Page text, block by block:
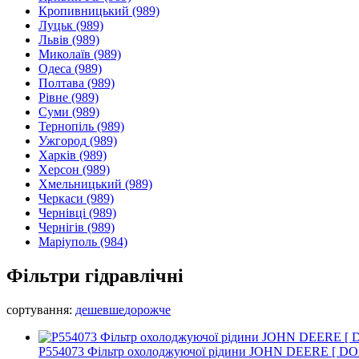
Кропивницький (989)
Луцьк (989)
Львів (989)
Миколаїв (989)
Одеса (989)
Полтава (989)
Рівне (989)
Суми (989)
Тернопіль (989)
Ужгород (989)
Харків (989)
Херсон (989)
Хмельницький (989)
Черкаси (989)
Чернівці (989)
Чернігів (989)
Маріуполь (984)
Фільтри гідравлічні
сортування: дешевшедорожче
P554073 Фільтр охолоджуючої рідини JOHN DEERE [